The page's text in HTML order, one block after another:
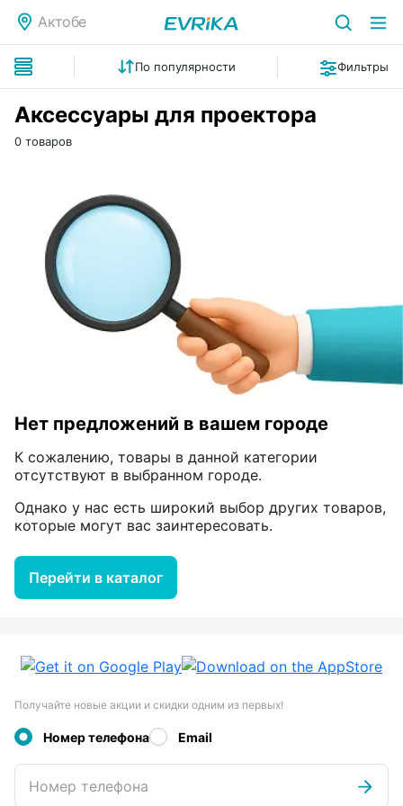
Актобе
По популярности Фильтры
Аксессуары для проектора
0 товаров
Нет предложений в вашем городе
К сожалению, товары в данной категории
отсутствуют в выбранном городе.
Однако у нас есть широкий выбор других товаров,
которые могут вас заинтересовать.
Перейти в каталог
Получайте новые акции и скидки одним из первых!
Номер телефона Email
Номер телефона